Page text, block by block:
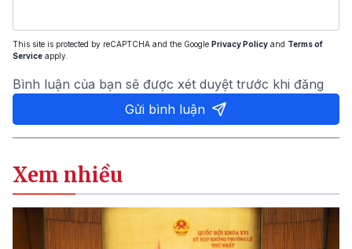
This site is protected by reCAPTCHA and the Google Privacy Policy and Terms of
Service apply.
Bình luận của bạn sẽ được xét duyệt trước khi đăng
Gửi bình luận
Xem nhiều